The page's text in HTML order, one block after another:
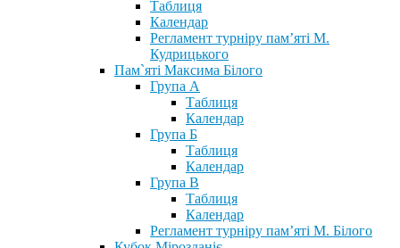
Таблиця
Календар
Регламент турніру пам’яті М.
Кудрицького
Пам`яті Максима Білого
Група А
Таблиця
Календар
Група Б
Таблиця
Календар
Група В
Таблиця
Календар
Регламент турніру пам’яті М. Білого